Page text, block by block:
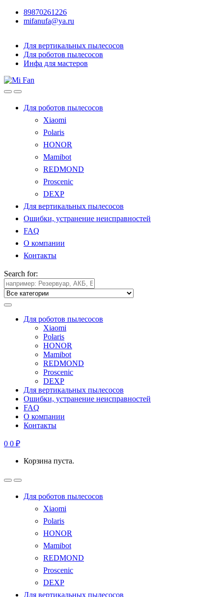
89870261226
mifanufa@ya.ru
Для вертикальных пылесосов
Для роботов пылесосов
Инфа для мастеров
Для роботов пылесосов
Xiaomi
Polaris
HONOR
Mamibot
REDMOND
Proscenic
DEXP
Для вертикальных пылесосов
Ошибки, устранение неисправностей
FAQ
О компании
Контакты
Search for:
Для роботов пылесосов
Xiaomi
Polaris
HONOR
Mamibot
REDMOND
Proscenic
DEXP
Для вертикальных пылесосов
Ошибки, устранение неисправностей
FAQ
О компании
Контакты
0 0 ₽
Корзина пуста.
Для роботов пылесосов
Xiaomi
Polaris
HONOR
Mamibot
REDMOND
Proscenic
DEXP
Для вертикальных пылесосов